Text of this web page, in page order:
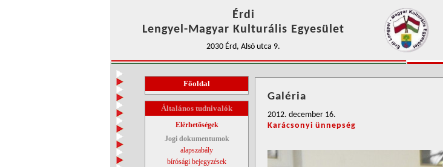
Érdi
Lengyel-Magyar Kulturális Egyesület
2030 Érd, Alsó utca 9.
Főoldal
Általános tudnivalók
Elérhetőségek
Jogi dokumentumok
alapszabály
bírósági bejegyzések
Galéria
2012. december 16.
Karácsonyi ünnepség